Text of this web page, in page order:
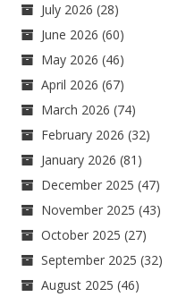
July 2026 (28)
June 2026 (60)
May 2026 (46)
April 2026 (67)
March 2026 (74)
February 2026 (32)
January 2026 (81)
December 2025 (47)
November 2025 (43)
October 2025 (27)
September 2025 (32)
August 2025 (46)